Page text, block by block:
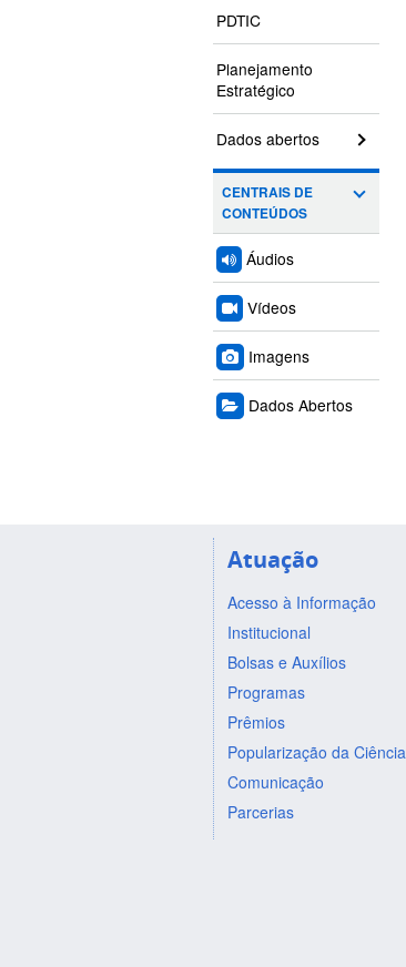
PDTIC
Planejamento
Estratégico
Dados abertos
CENTRAIS DE
CONTEÚDOS
Áudios
Vídeos
Imagens
Dados Abertos
Atuação
Acesso à Informação
Institucional
Bolsas e Auxílios
Programas
Prêmios
Popularização da Ciência
Comunicação
Parcerias